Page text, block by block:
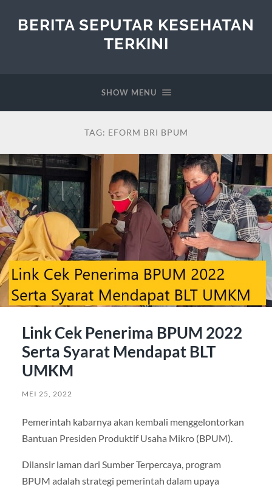
BERITA SEPUTAR KESEHATAN
TERKINI
SHOW MENU
TAG: EFORM BRI BPUM
Link Cek Penerima BPUM 2022
Serta Syarat Mendapat BLT
UMKM
MEI 25, 2022
Pemerintah kabarnya akan kembali menggelontorkan
Bantuan Presiden Produktif Usaha Mikro (BPUM).
Dilansir laman dari Sumber Terpercaya, program
BPUM adalah strategi pemerintah dalam upaya